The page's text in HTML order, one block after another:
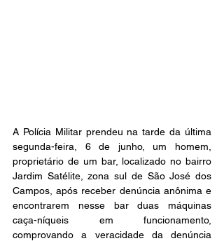
A Polícia Militar prendeu na tarde da última
segunda-feira, 6 de junho, um homem,
proprietário de um bar, localizado no bairro
Jardim Satélite, zona sul de São José dos
Campos, após receber denúncia anônima e
encontrarem nesse bar duas máquinas
caça-níqueis em funcionamento,
comprovando a veracidade da denúncia